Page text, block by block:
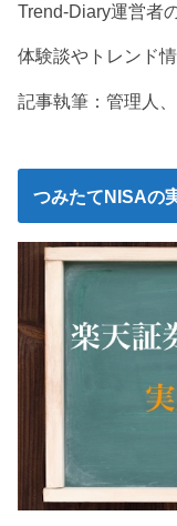
Trend-Diary運営者
体験談やトレンド
記事執筆：管理人
つみたてNISAの